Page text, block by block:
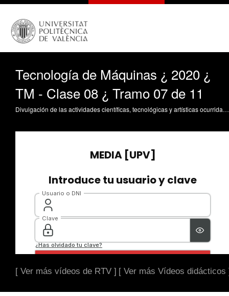
Tecnología de Máquinas ¿ 2020 ¿
TM - Clase 08 ¿ Tramo 07 de 11
Divulgación de las actividades científicas, tecnológicas y artísticas ocurridas en los tres campus de la UPV
[ Ver más vídeos de RTV ] [ Ver más Vídeos didácticos